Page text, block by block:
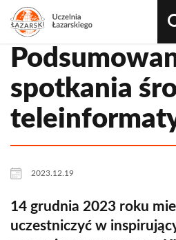
spotkania
2023.12.19
14 grudnia 2023 roku
uczestniczyć w